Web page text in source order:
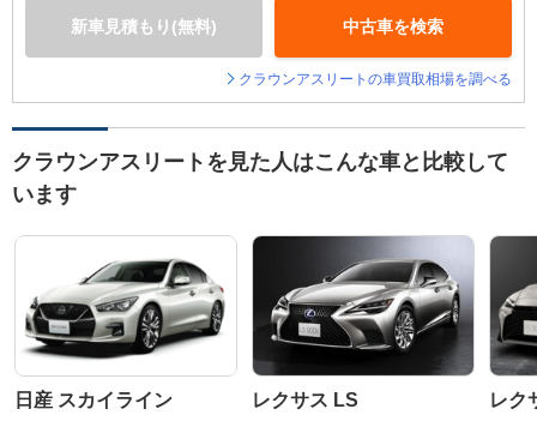
新車見積もり(無料) 中古車を検索
クラウンアスリートの車買取相場を調べる
クラウンアスリートを見た人はこんな車と比較して
います
日産 スカイライン レクサス LS レク